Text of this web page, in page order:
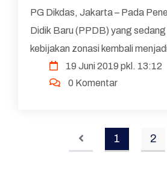
PG Dikdas, Jakarta – Pada
Didik Baru (PPDB) yang
kebijakan zonasi kembali
Kebijakan zonasi sebenarnya
sejak tahun 2016....
19 Juni 2019 pkl. 13:12
0 Komentar
1 2